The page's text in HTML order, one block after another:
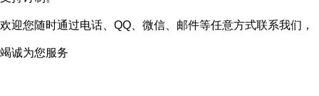
欢迎您随时通过电话、QQ、微信、邮件等任意方式联系我们，
竭诚为您服务